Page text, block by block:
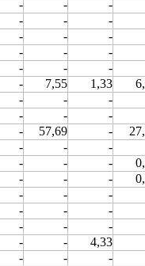
- -
-
- -
-
- -
-
- -
-
- -
-
- 7,55 1,33
- -
-
- -
-
- 57,69 -
- -
-
- - -
- - -
- -
-
- -
-
- -
-
- -
4,33
- -
-